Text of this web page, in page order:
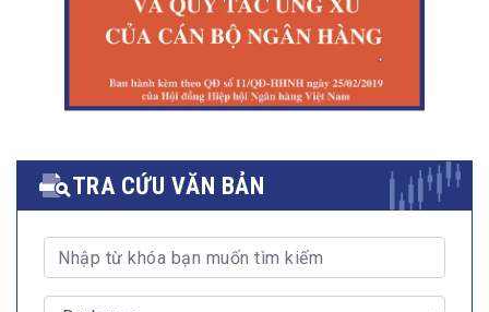
TRA CỨU VĂN BẢN